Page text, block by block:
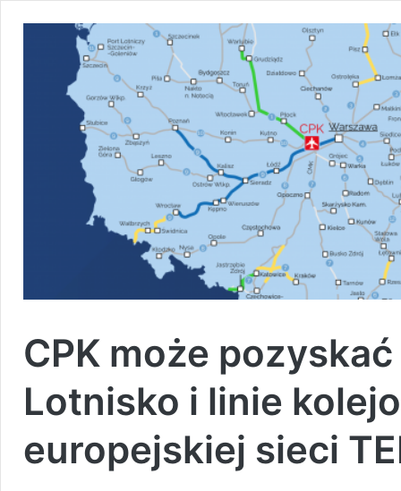
CPK może
Lotnisko i linie
europejskiej sieci